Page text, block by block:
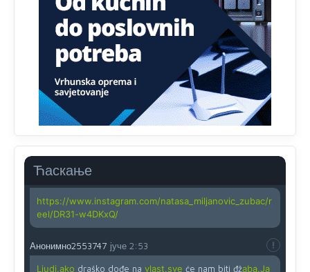
Ћаскање
zahtjeva optičkih skenera.
Анонимно2818605 јуче
11:45
Ovo pravilo jeste unijelo opravdan strah, posebno kada
su u pitanju starije osobe, osobe sa slabijim vidom ili
drhtavom rukom
Анонимно2819033 јуче 12:24
Yes,nekada je bila corava kutija za IZBORE a danas su
coravi biraci.
Анонимно2819162
https://www.instagram.com/natasa_miljanovic_zubac/r
eel/DR31-w4DKxQ/
Анонимно2553747 јуче 2:53
Ljudi.ako draško dođe na vlast.sve će nam biti đžaba.Ja